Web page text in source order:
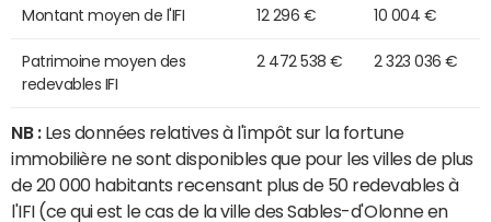
Montant moyen de l'IFI 12 296 € 10 004 €
Patrimoine moyen des
redevables IFI
2 472 538 € 2 323 036 €
NB :Les données relatives à l'impôt sur la fortune
immobilière ne sont disponibles que pour les villes de plus
de 20 000 habitants recensant plus de 50 redevables à
l'IFI (ce qui est le cas de la ville des Sables-d'Olonne en